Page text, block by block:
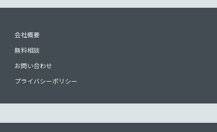
会社概要
無料相談
お問い合わせ
プライバシーポリシー